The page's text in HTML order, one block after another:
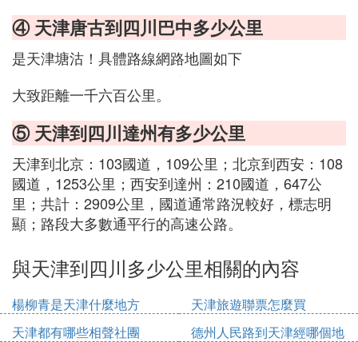
④ 天津唐古到四川巴中多少公里
是天津塘沽！具體路線網路地圖如下
大致距離一千六百公里。
⑤ 天津到四川達州有多少公里
天津到北京：103國道，109公里；北京到西安：108
國道，1253公里；西安到達州：210國道，647公
里；共計：2909公里，國道通常路況較好，標志明
顯；路段大多數通平行的高速公路。
與天津到四川多少公里相關的內容
楊柳青是天津什麼地方
天津旅遊聯票怎麼買
天津都有哪些相聲社團
德州人民路到天津經哪個地